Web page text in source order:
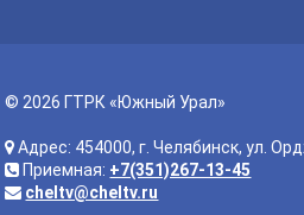
© 2026 ГТРК «Южный Урал»
Адрес: 454000, г. Челябинск, ул.
Приемная: +7(351)267-13-45
cheltv@cheltv.ru